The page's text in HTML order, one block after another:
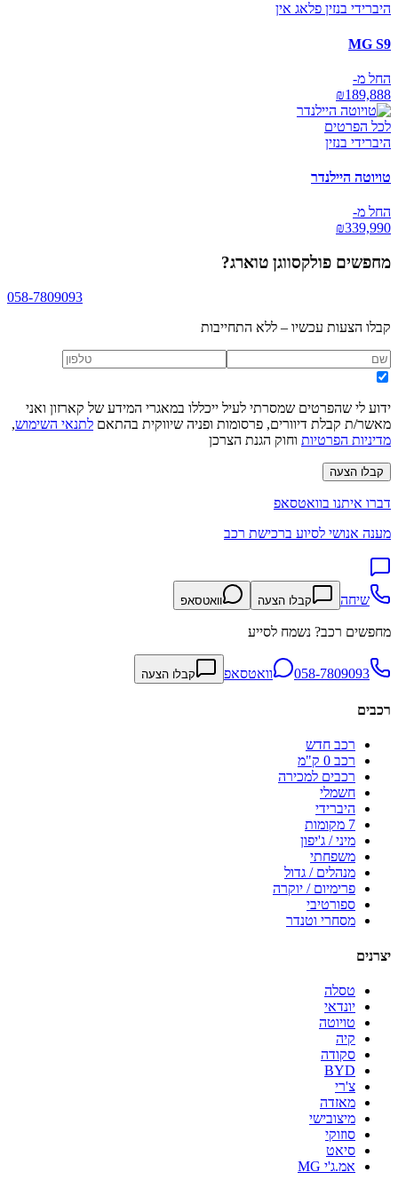
היברידי בנזין פלאג אין
MG S9
החל מ-
₪189,888
לכל הפרטים
היברידי בנזין
טויוטה היילנדר
החל מ-
₪339,990
מחפשים פולקסווגן טוארג?
058-7809093
קבלו הצעות עכשיו – ללא התחייבות
ידוע לי שהפרטים שמסרתי לעיל ייכללו במאגרי המידע של קארזון ואני
מאשר/ת קבלת דיוורים, פרסומות ופניה שיווקית בהתאם לתנאי השימוש,
מדיניות הפרטיות וחוק הגנת הצרכן
קבלו הצעה
דברו איתנו בוואטסאפ
מענה אנושי לסיוע ברכישת רכב
שיחה קבלו הצעה וואטסאפ
מחפשים רכב? נשמח לסייע
058-7809093 וואטסאפ קבלו הצעה
רכבים
רכב חדש
רכב 0 ק"מ
רכבים למכירה
חשמלי
היברידי
7 מקומות
מיני / ג'יפון
משפחתי
מנהלים / גדול
פרימיום / יוקרה
ספורטיבי
מסחרי וטנדר
יצרנים
טסלה
יונדאי
טויוטה
קיה
סקודה
BYD
צ'רי
מאזדה
מיצובישי
סוזוקי
סיאט
אמ.ג'י MG